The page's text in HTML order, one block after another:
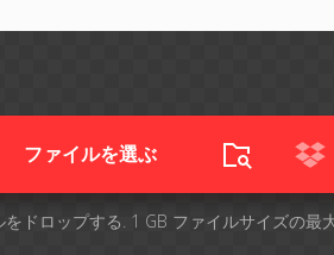
ファイルを選ぶ
をドロップする. 1 GB ファイルサイズの最